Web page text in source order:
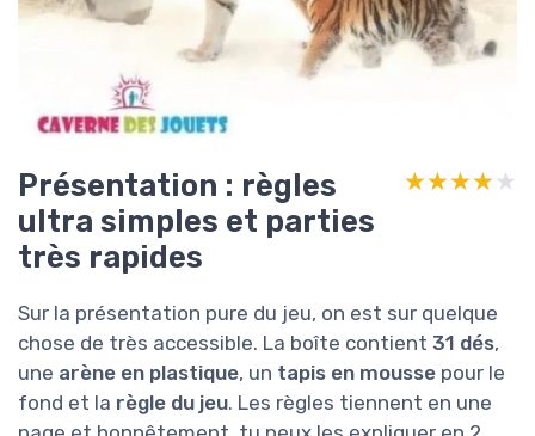
Présentation : règles
ultra simples et parties
très rapides
★★★★★
★★★★★
Sur la présentation pure du jeu, on est sur quelque
chose de très accessible. La boîte contient 31 dés,
une arène en plastique, un tapis en mousse pour le
fond et la règle du jeu. Les règles tiennent en une